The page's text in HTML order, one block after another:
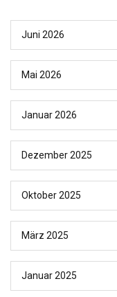
Juni 2026
Mai 2026
Januar 2026
Dezember 2025
Oktober 2025
März 2025
Januar 2025